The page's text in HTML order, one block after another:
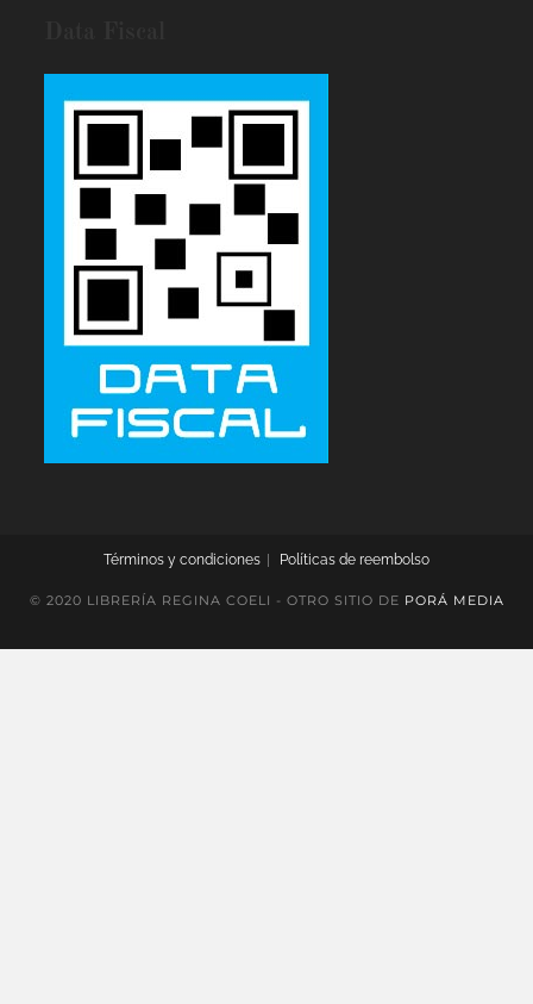
Términos y condiciones Políticas de reembolso
© 2020 LIBRERÍA REGINA COELI - OTRO SITIO DE PORÁ MEDIA